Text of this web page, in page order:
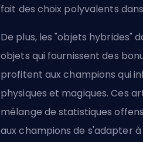
fait des choix polyvalents
De plus, les "objets hybrides"
objets qui fournissent des
profitent aux champions qui
physiques et magiques. Ces
mélange de statistiques
aux champions de s'adapter